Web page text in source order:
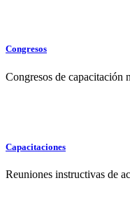
Congresos
Congresos de capacitación
Capacitaciones
Reuniones instructivas de